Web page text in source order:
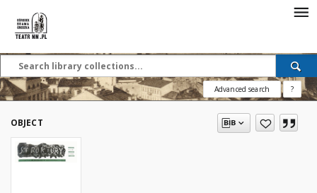
Advanced search ?
OBJECT